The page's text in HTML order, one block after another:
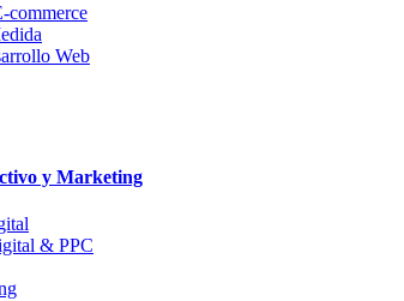
commerce
Web
y Marketing
& PPC